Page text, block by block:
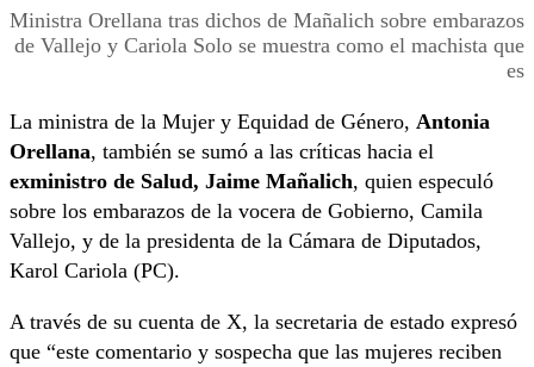
Ministra Orellana tras dichos de Mañalich sobre embarazos
de Vallejo y Cariola Solo se muestra como el machista que
es
La ministra de la Mujer y Equidad de Género, Antonia
Orellana, también se sumó a las críticas hacia el
exministro de Salud, Jaime Mañalich, quien especuló
sobre los embarazos de la vocera de Gobierno, Camila
Vallejo, y de la presidenta de la Cámara de Diputados,
Karol Cariola (PC).
A través de su cuenta de X, la secretaria de estado expresó
que “este comentario y sospecha que las mujeres reciben